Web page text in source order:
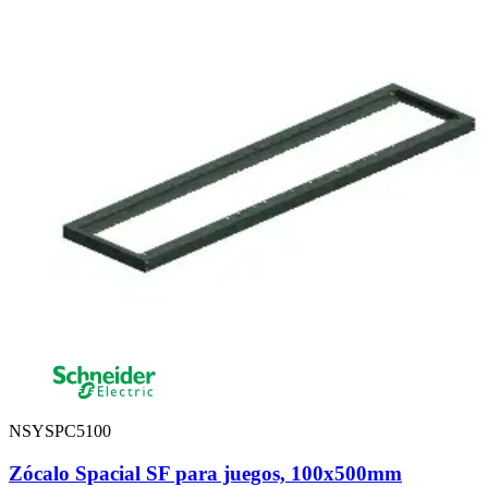
NSYSPC5100
Zócalo Spacial SF para juegos, 100x500mm